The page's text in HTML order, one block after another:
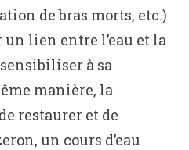
de bras morts, etc.)
un lien entre l’eau et la
à sa
manière, la
restaurer et de
un cours d’eau